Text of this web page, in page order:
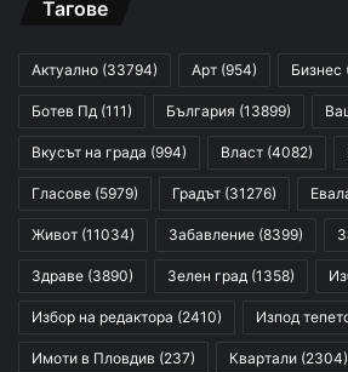
Тагове
Актуално (33794) Арт (954) Бизнес
Ботев Пд (111) България (13899)
Вкусът на града (994) Власт (4082)
Гласове (5979) Градът (31276)
Живот (11034) Забавление (8399)
Здраве (3890) Зелен град (1358)
Избор на редактора (2410) Изпод
Имоти в Пловдив (237) Квартали (2304)